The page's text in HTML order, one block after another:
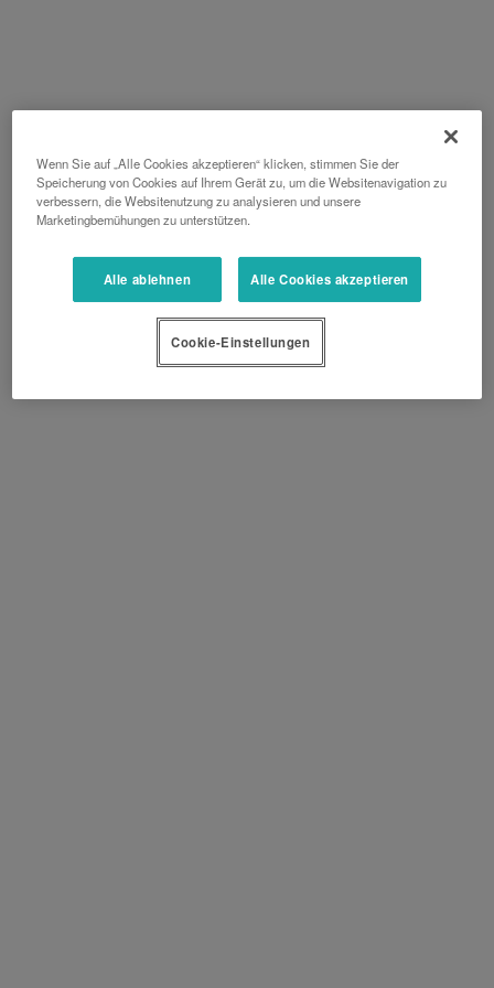
Wenn Sie auf „Alle Cookies akzeptieren“ klicken, stimmen Sie der
Speicherung von Cookies auf Ihrem Gerät zu, um die Websitenavigation zu
verbessern, die Websitenutzung zu analysieren und unsere
Marketingbemühungen zu unterstützen.
Alle ablehnen Alle Cookies akzeptieren
Cookie-Einstellungen